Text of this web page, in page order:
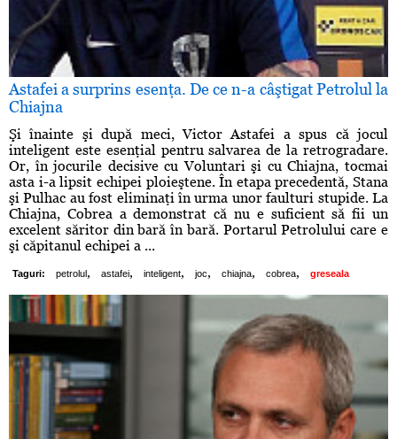
Astafei a surprins esenţa. De ce n-a câştigat Petrolul la
Chiajna
Şi înainte şi după meci, Victor Astafei a spus că jocul
inteligent este esenţial pentru salvarea de la retrogradare.
Or, în jocurile decisive cu Voluntari şi cu Chiajna, tocmai
asta i-a lipsit echipei ploieştene. În etapa precedentă, Stana
şi Pulhac au fost eliminaţi în urma unor faulturi stupide. La
Chiajna, Cobrea a demonstrat că nu e suficient să fii un
excelent săritor din bară în bară. Portarul Petrolului care e
şi căpitanul echipei a ...
Taguri: petrolul , astafei, inteligent, joc, chiajna, cobrea, greseala